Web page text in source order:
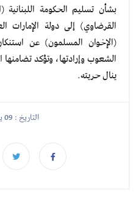
بشأن تسليم الحكومة
القرضاوي) إلى دولة
(الإخوان المسلمون) عن
الشعوب وإرادتها، وتؤكد
ينال حريته.
التاريخ : 09 يناير 2025